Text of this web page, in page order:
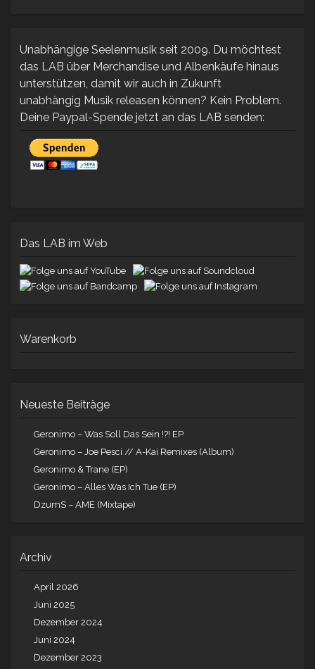
Unabhängige Seelenmusik seit 2009. Du möchtest
das LAB über Merchandise und Albenkäufe hinaus
unterstützen, damit wir auch in Zukunft
unabhängig Musik releasen können? Kein Problem.
Deine Paypal-Spende jetzt an das LAB senden:
Das LAB im Web
Warenkorb
Neueste Beiträge
Geronimo – Was Soll Das Sein !?! EP
Geronimo – Joe Pesci // A-Kai Remixes (Album)
Geronimo & Trane (EP)
Geronimo – Alles Was Ich Tue (EP)
DzumS – AME (Mixtape)
Archiv
April 2026
Juni 2025
Dezember 2024
Juni 2024
Dezember 2023